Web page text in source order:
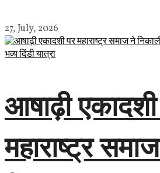
27, July, 2026
आषाढ़ी
महाराष्ट्र